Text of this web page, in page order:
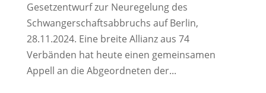
Gesetzentwurf zur Neuregelung des
Schwangerschaftsabbruchs auf Berlin,
28.11.2024. Eine breite Allianz aus 74
Verbänden hat heute einen gemeinsamen
Appell an die Abgeordneten der...